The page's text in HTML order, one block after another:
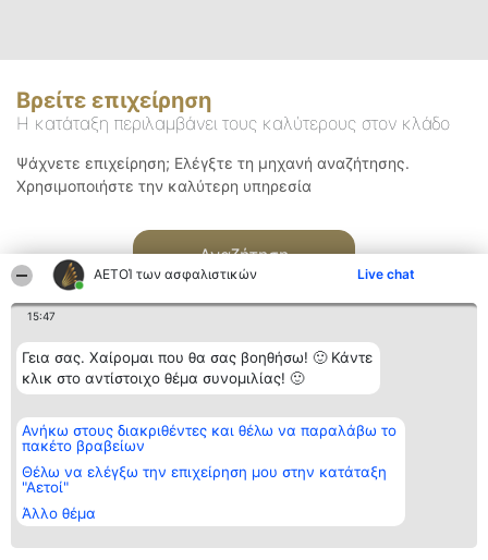
ΑΕΤΟΊ των ασφαλιστικών Live chat
15:47
Γεια σας. Χαίρομαι που θα σας βοηθήσω! 🙂 Κάντε
κλικ στο αντίστοιχο θέμα συνομιλίας! 🙂
Ανήκω στους διακριθέντες και θέλω να παραλάβω το
πακέτο βραβείων
Θέλω να ελέγξω την επιχείρηση μου στην κατάταξη
"Αετοί"
Άλλο θέμα
Βρείτε επιχείρηση
Η κατάταξη περιλαμβάνει τους καλύτερους στον κλάδο
Ψάχνετε επιχείρηση; Ελέγξτε τη μηχανή αναζήτησης.
Χρησιμοποιήστε την καλύτερη υπηρεσία
Αναζήτηση
Διοργανωτής της
κατάταξης
BEAUTIFUL COMPANY
ΤΗΛ. ΕΠΙΚΟΙΝΩΝΙΑΣ:
2104128019
email:
aetoi@beautifulcompany.co
Κατάταξη
Διακριθέντες
των
διακριθέντων
προϋποθέσεις
Επικοινωνία
Επικοινωνία